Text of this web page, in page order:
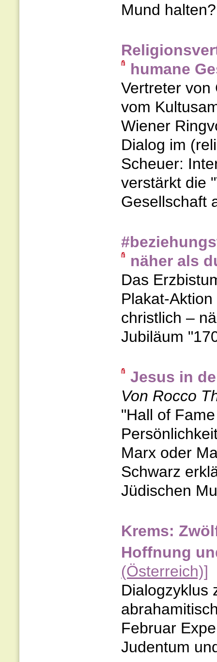
Mund
humane
Vertreter von
vom
Wiener
Dialog im
Scheuer:
verstärkt die
Gesellschaft
näher als
Das
Plakat-
christlich –
Jubiläum
Jesus in
Von Rocco
"Hall of
Marx oder
Schwarz
Jüdischen
Krems:
Hoffnung
(Österreich)]
Dialogzyklus
Februar
Judentum